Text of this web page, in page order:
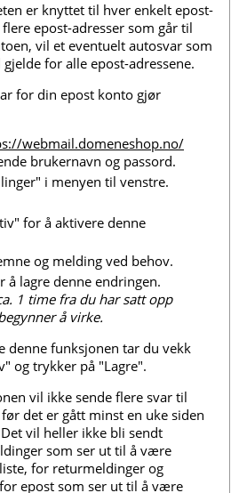
er knyttet til hver enkelt epost-
epost-adresser som går til
vil et eventuelt autosvar som
for alle epost-adressene.
for din epost konto gjør
webmail.domeneshop.no/
brukernavn og passord.
i menyen til venstre.
for å aktivere denne
og melding ved behov.
å lagre denne endringen.
1 time fra du har satt opp
å virke.
denne funksjonen tar du vekk
og trykker på "Lagre".
vil ikke sende flere svar til
det er gått minst en uke siden
vil heller ikke bli sendt
som ser ut til å være
for returmeldinger og
epost som ser ut til å være